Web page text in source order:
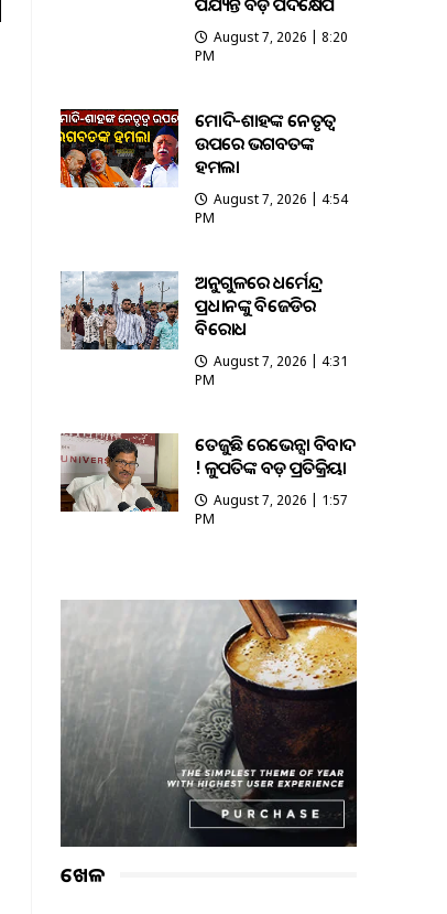
August 7, 2026 | 8:20
PM
ମୋଦି-ଶାହଙ୍କ ନେତୃତ୍ୱ
ଉପରେ ଭଗବତଙ୍କ
ହମଲା
August 7, 2026 | 4:54
PM
ଅନୁଗୁଳରେ ଧର୍ମେନ୍ଦ୍ର
ପ୍ରଧାନଙ୍କୁ ବିଜେଡିର
ବିରୋଧ
August 7, 2026 | 4:31
PM
ତେଜୁଛି ରେଭେନ୍ସା ବିବାଦ
! କୁଳପତିଙ୍କ ବଡ଼ ପ୍ରତିକ୍ରିୟା
August 7, 2026 | 1:57
PM
ଖେଳ